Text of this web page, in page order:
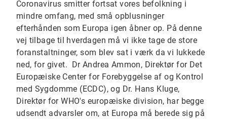
Coronavirus smitter fortsat vores befolkning i
mindre omfang, med små opblusninger
efterhånden som Europa igen åbner op. På denne
vej tilbage til hverdagen må vi ikke tage de store
foranstaltninger, som blev sat i værk da vi lukkede
ned, for givet. Dr Andrea Ammon, Direktør for Det
Europæiske Center for Forebyggelse af og Kontrol
med Sygdomme (ECDC), og Dr. Hans Kluge,
Direktør for WHO's europæiske division, har begge
udsendt advarsler om, at Europa må berede sig på